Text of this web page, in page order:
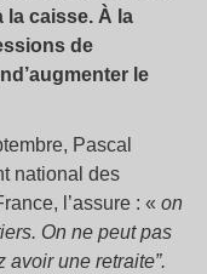
la caisse. À la
de
d’augmenter le
Pascal
national des
l’assure : « on
On ne peut pas
avoir une retraite”.